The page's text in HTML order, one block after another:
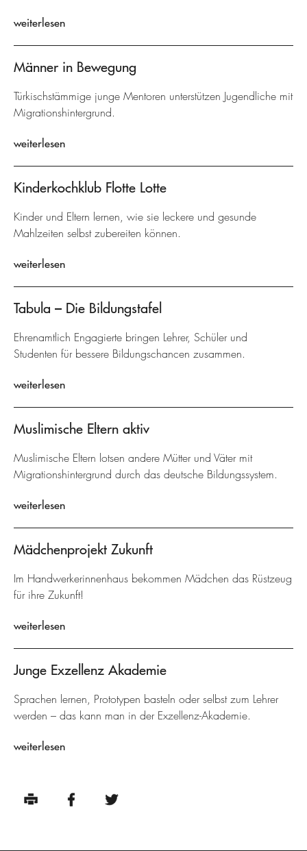
weiterlesen
Männer in Bewegung
Türkischstämmige junge Mentoren unterstützen Jugendliche mit
Migrationshintergrund.
weiterlesen
Kinderkochklub Flotte Lotte
Kinder und Eltern lernen, wie sie leckere und gesunde
Mahlzeiten selbst zubereiten können.
weiterlesen
Tabula – Die Bildungstafel
Ehrenamtlich Engagierte bringen Lehrer, Schüler und
Studenten für bessere Bildungschancen zusammen.
weiterlesen
Muslimische Eltern aktiv
Muslimische Eltern lotsen andere Mütter und Väter mit
Migrationshintergrund durch das deutsche Bildungssystem.
weiterlesen
Mädchenprojekt Zukunft
Im Handwerkerinnenhaus bekommen Mädchen das Rüstzeug
für ihre Zukunft!
weiterlesen
Junge Exzellenz Akademie
Sprachen lernen, Prototypen basteln oder selbst zum Lehrer
werden – das kann man in der Exzellenz-Akademie.
weiterlesen